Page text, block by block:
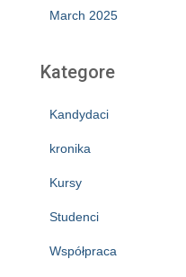
March 2025
Kategore
Kandydaci
kronika
Kursy
Studenci
Współpraca